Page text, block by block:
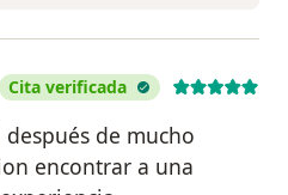
Cita verificada
de mucho
encontrar a una